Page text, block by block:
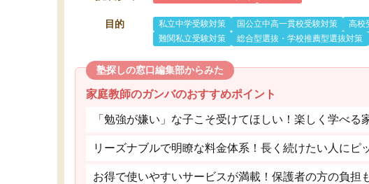
目的 私立中学受験対策 国公立中高一貫校受験対策 高校
難関私立受験対策
総合型選抜・学校推薦型選抜対策
塾探しの窓口編集部からみた
家庭教師のガンバのおすすめポイント
「勉強が嫌い」な子こそ受けてほしい！楽しく学べる
リーズナブルで明瞭な料金体系！長く続けたい人にピ
お得で使いやすいサービスが満載！保護者の方の負担